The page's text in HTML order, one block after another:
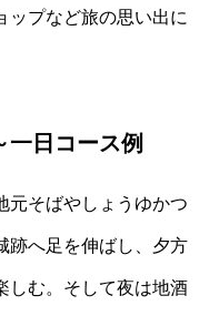
ップなど旅の思い出に
一日コース例
元そばやしょうゆかつ
跡へ足を伸ばし、夕方
しむ。そして夜は地酒